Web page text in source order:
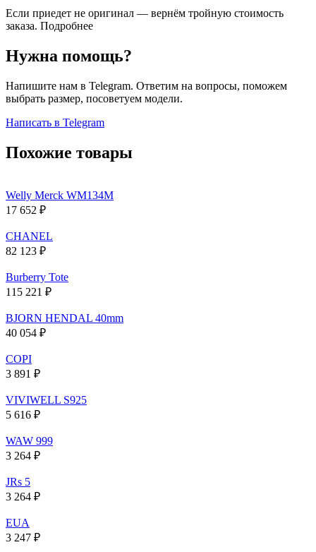
Если приедет не оригинал — вернём тройную стоимость
заказа. Подробнее
Нужна помощь?
Напишите нам в Telegram. Ответим на вопросы, поможем
выбрать размер, посоветуем модели.
Написать в Telegram
Похожие товары
Welly Merck WM134M
17 652 ₽
CHANEL
82 123 ₽
Burberry Tote
115 221 ₽
BJORN HENDAL 40mm
40 054 ₽
COPI
3 891 ₽
VIVIWELL S925
5 616 ₽
WAW 999
3 264 ₽
JRs 5
3 264 ₽
EUA
3 247 ₽